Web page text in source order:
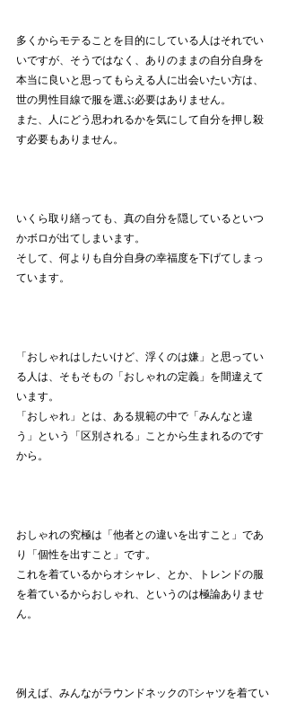
多くからモテることを目的にしている人はそれでい
いですが、そうではなく、ありのままの自分自身を
本当に良いと思ってもらえる人に出会いたい方は、
世の男性目線で服を選ぶ必要はありません。
また、人にどう思われるかを気にして自分を押し殺
す必要もありません。
いくら取り繕っても、真の自分を隠しているといつ
かボロが出てしまいます。
そして、何よりも自分自身の幸福度を下げてしまっ
ています。
「おしゃれはしたいけど、浮くのは嫌」と思ってい
る人は、そもそもの「おしゃれの定義」を間違えて
います。
「おしゃれ」とは、ある規範の中で「みんなと違
う」という「区別される」ことから生まれるのです
から。
おしゃれの究極は「他者との違いを出すこと」であ
り「個性を出すこと」です。
これを着ているからオシャレ、とか、トレンドの服
を着ているからおしゃれ、というのは極論ありませ
ん。
例えば、みんながラウンドネックのTシャツを着てい